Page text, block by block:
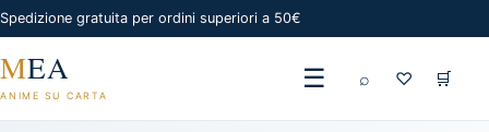
Spedizione gratuita per ordini superiori a 50€
MEA
ANIME SU CARTA
☰ ⌕ ♡ 🛒